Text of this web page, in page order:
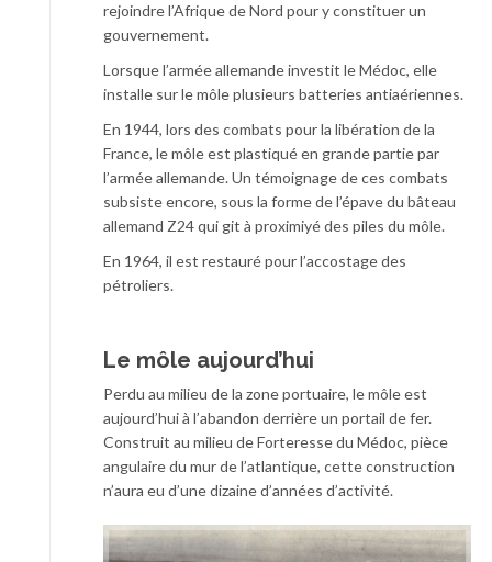
rejoindre l’Afrique de Nord pour y constituer un
gouvernement.
Lorsque l’armée allemande investit le Médoc, elle
installe sur le môle plusieurs batteries antiaériennes.
En 1944, lors des combats pour la libération de la
France, le môle est plastiqué en grande partie par
l’armée allemande. Un témoignage de ces combats
subsiste encore, sous la forme de l’épave du bâteau
allemand Z24 qui git à proximiyé des piles du môle.
En 1964, il est restauré pour l’accostage des
pétroliers.
Le môle aujourd’hui
Perdu au milieu de la zone portuaire, le môle est
aujourd’hui à l’abandon derrière un portail de fer.
Construit au milieu de Forteresse du Médoc, pièce
angulaire du mur de l’atlantique, cette construction
n’aura eu d’une dizaine d’années d’activité.